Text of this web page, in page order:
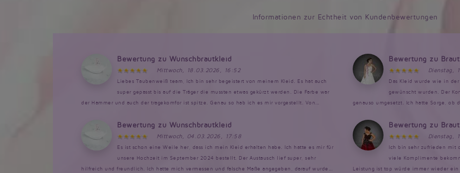
Informationen zur Echtheit von Kundenbewertungen
Bewertung zu Wunschbrautkleid
Mittwoch, 18.03.2026, 16:52
Liebes Taubenweiß team, Ich bin sehr begeistert von meinem Kleid. Es hat auch
super gepasst bis auf die Träger die mussten etwas gekürzt werden. Die Farbe war
der Hammer und auch der tragekomfor ist spitze. Genau so hab ich es mir vorgestellt. Von...
Bewertung zu
Dienstag,
Das Kleid wurde wie in
gewünscht wurden. Der
genauso umgesetzt. Ich hatte Sorge,
Bewertung zu Wunschbrautkleid
Mittwoch, 04.03.2026, 17:58
Es ist schon eine Weile her, dass ich mein Kleid erhalten habe. Ich hatte es mir für
unsere Hochzeit im September 2024 bestellt. Der Austausch lief super, sehr
hilfreich und freundlich. Ich hatte mich vermessen und falsche Maße angegeben, darauf wurde...
Bewertung zu
Dienstag,
Ich bin sehr zufrieden mit
viele Komplimente
Leistung ist top würde immer wieder